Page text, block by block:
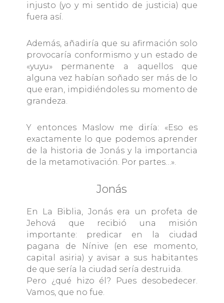
injusto (yo y mi sentido de justicia) que
fuera así.
Además, añadiría que su afirmación solo
provocaría conformismo y un estado de
«yuyu» permanente a aquellos que
alguna vez habían soñado ser más de lo
que eran, impidiéndoles su momento de
grandeza.
Y entonces Maslow me diría: «Eso es
exactamente lo que podemos aprender
de la historia de Jonás y la importancia
de la metamotivación. Por partes…».
Jonás
En La Biblia, Jonás era un profeta de
Jehová que recibió una misión
importante: predicar en la ciudad
pagana de Nínive (en ese momento,
capital asiria) y avisar a sus habitantes
de que sería la ciudad sería destruida.
Pero ¿qué hizo él? Pues desobedecer.
Vamos, que no fue.